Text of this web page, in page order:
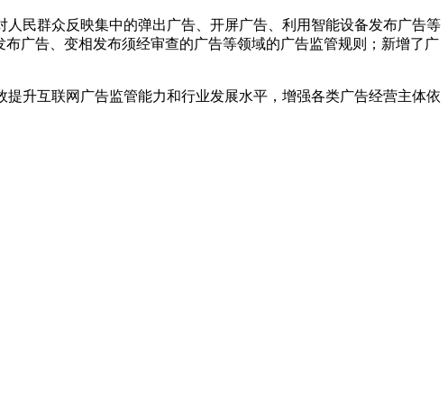
民群众反映集中的弹出广告、开屏广告、利用智能设备发布广告等
广告、变相发布须经审查的广告等领域的广告监管规则；新增了广
升互联网广告监管能力和行业发展水平，增强各类广告经营主体依